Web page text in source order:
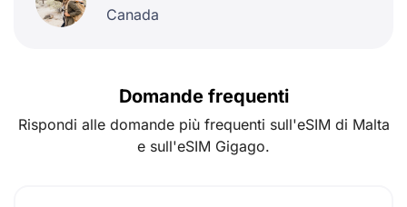
Canada
Domande frequenti
Rispondi alle domande più frequenti sull'eSIM di Malta
e sull'eSIM Gigago.